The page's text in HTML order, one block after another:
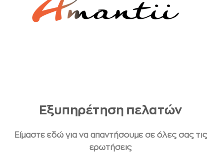
Εξυπηρέτηση πελατών
Είμαστε εδώ για να απαντήσουμε σε όλες σας τις
ερωτήσεις